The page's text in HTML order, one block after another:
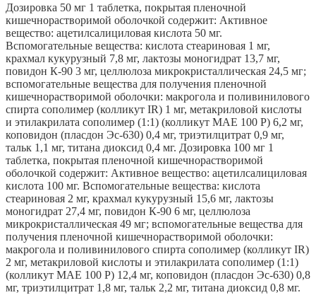
Дозировка 50 мг 1 таблетка, покрытая пленочной
кишечнорастворимой оболочкой содержит: Активное
вещество: ацетилсалициловая кислота 50 мг.
Вспомогательные вещества: кислота стеариновая 1 мг,
крахмал кукурузный 7,8 мг, лактозы моногидрат 13,7 мг,
повидон К-90 3 мг, целлюлоза микрокристаллическая 24,5 мг;
вспомогательные вещества для получения пленочной
кишечнорастворимой оболочки: макрогола и поливинилового
спирта сополимер (колликут IR) 1 мг, метакриловой кислоты
и этилакрилата сополимер (1:1) (колликут МАЕ 100 Р) 6,2 мг,
коповидон (пласдон Эс-630) 0,4 мг, триэтилцитрат 0,9 мг,
тальк 1,1 мг, титана диоксид 0,4 мг. Дозировка 100 мг 1
таблетка, покрытая пленочной кишечнорастворимой
оболочкой содержит: Активное вещество: ацетилсалициловая
кислота 100 мг. Вспомогательные вещества: кислота
стеариновая 2 мг, крахмал кукурузный 15,6 мг, лактозы
моногидрат 27,4 мг, повидон К-90 6 мг, целлюлоза
микрокристал­лическая 49 мг; вспомогательные вещества для
получения пленочной кишечнорастворимой оболочки:
макрогола и поливинилового спирта сополимер (колликут IR)
2 мг, метакриловой кислоты и этилакрилата сополимер (1:1)
(колликут МАЕ 100 Р) 12,4 мг, коповидон (пласдон Эс-630) 0,8
мг, триэтилцитрат 1,8 мг, тальк 2,2 мг, титана диоксид 0,8 мг.